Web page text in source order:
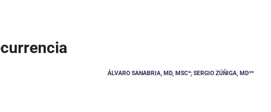
ÁLVARO SANABRIA, MD, MSC*; SERGIO ZÚÑIGA, MD**